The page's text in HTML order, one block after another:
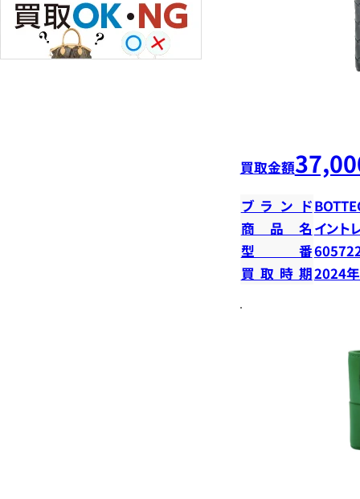
買取金額
ブランド
商品名 イント
型番
買取時期2024